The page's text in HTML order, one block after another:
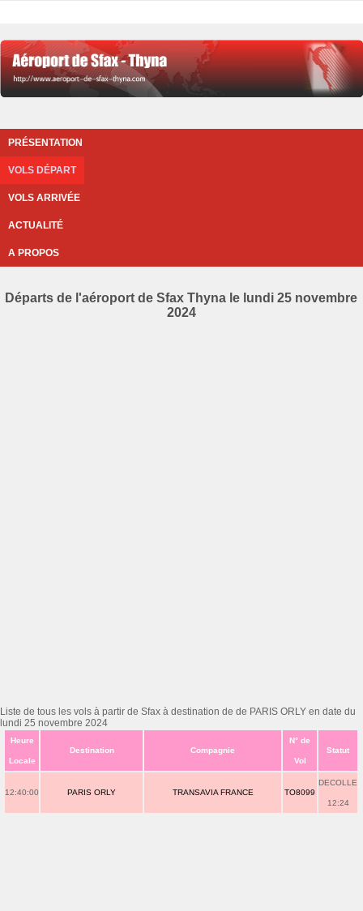
PRÉSENTATION
VOLS DÉPART
VOLS ARRIVÉE
ACTUALITÉ
A PROPOS
Départs de l'aéroport de Sfax Thyna le lundi 25 novembre
2024
Liste de tous les vols à partir de Sfax à destination de de PARIS ORLY en date du
lundi 25 novembre 2024
Heure
Locale
Destination Compagnie
N° de
Vol
Statut
12:40:00 PARIS ORLY TRANSAVIA FRANCE TO8099
DECOLLE
12:24